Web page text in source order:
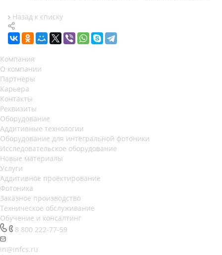
Назад к списку
Компания
О компании
Партнеры
Карьера
Контакты
Реквизиты
Оборудование
Аддитивные технологии
Оборудование для интегральной фотоники
Исследовательское оборудование
Новые материалы
Услуги
Аддитивное проектирование
Фотоника
Заказное производство
Техническое обслуживание
Обучение и консалтинг
8 800 222-77-59
in@infcs.ru